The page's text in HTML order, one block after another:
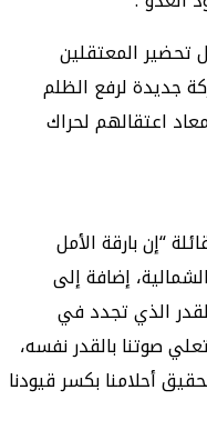
تحضير المعتقلين
جديدة لرفع الظلم
اعتقالهم لحراك
“إن بارقة الأمل
إضافة إلى
الذي تجدد في
صوتنا بالقدر نفسه،
أحلامنا بكسر قيودنا